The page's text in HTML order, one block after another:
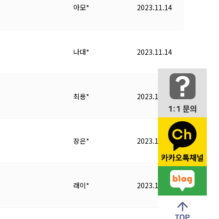
아모* 2023.11.14
나대* 2023.11.14
최용* 2023.11.14
장은* 2023.11.14
래이* 2023.11.13